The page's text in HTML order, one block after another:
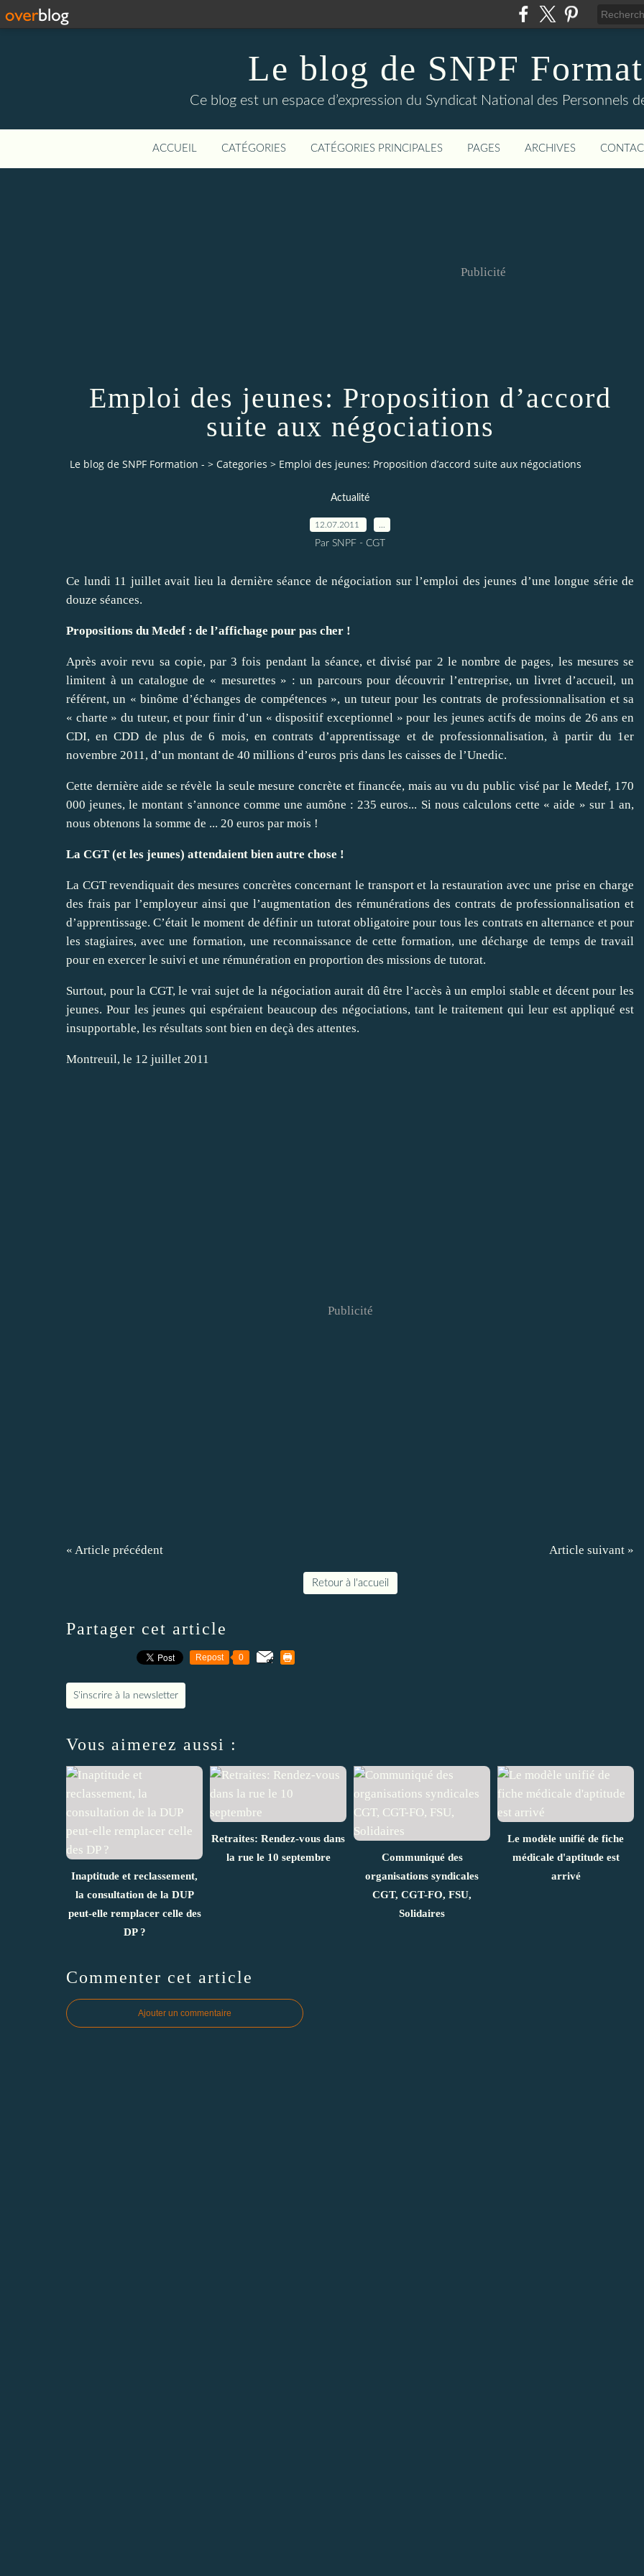
Le blog de SNPF
Ce blog est un espace d’expression du Syndicat National des Personnels
ACCUEIL CATÉGORIES CATÉGORIES PRINCIPALES PAGES ARCHIVES
Publicité
Emploi des jeunes: Proposition d’accord
suite aux négociations
Le blog de SNPF Formation - > Categories > Emploi des jeunes: Proposition d’accord suite aux négociations
Actualité
12.07.2011
Par SNPF - CGT
Ce lundi 11 juillet avait lieu la dernière séance de négociation sur l’emploi des jeunes d’une longue série de
douze séances.
Propositions du Medef : de l’affichage pour pas cher !
Après avoir revu sa copie, par 3 fois pendant la séance, et divisé par 2 le nombre de pages, les mesures se
limitent à un catalogue de « mesurettes » : un parcours pour découvrir l’entreprise, un livret d’accueil, un
référent, un « binôme d’échanges de compétences », un tuteur pour les contrats de professionnalisation et sa
« charte » du tuteur, et pour finir d’un « dispositif exceptionnel » pour les jeunes actifs de moins de 26 ans en
CDI, en CDD de plus de 6 mois, en contrats d’apprentissage et de professionnalisation, à partir du 1er
novembre 2011, d’un montant de 40 millions d’euros pris dans les caisses de l’Unedic.
Cette dernière aide se révèle la seule mesure concrète et financée, mais au vu du public visé par le Medef, 170
000 jeunes, le montant s’annonce comme une aumône : 235 euros... Si nous calculons cette « aide » sur 1 an,
nous obtenons la somme de ... 20 euros par mois !
La CGT (et les jeunes) attendaient bien autre chose !
La CGT revendiquait des mesures concrètes concernant le transport et la restauration avec une prise en charge
des frais par l’employeur ainsi que l’augmentation des rémunérations des contrats de professionnalisation et
d’apprentissage. C’était le moment de définir un tutorat obligatoire pour tous les contrats en alternance et pour
les stagiaires, avec une formation, une reconnaissance de cette formation, une décharge de temps de travail
pour en exercer le suivi et une rémunération en proportion des missions de tutorat.
Surtout, pour la CGT, le vrai sujet de la négociation aurait dû être l’accès à un emploi stable et décent pour les
jeunes. Pour les jeunes qui espéraient beaucoup des négociations, tant le traitement qui leur est appliqué est
insupportable, les résultats sont bien en deçà des attentes.
Montreuil, le 12 juillet 2011
Publicité
« Article précédent Article suivant »
Retour à l'accueil
Partager cet article
Repost 0
S'inscrire à la newsletter
Vous aimerez aussi :
Inaptitude et reclassement,
la consultation de la DUP
peut-elle remplacer celle des
DP ?
Retraites: Rendez-vous dans
la rue le 10 septembre
Communiqué des
organisations syndicales
CGT, CGT-FO, FSU,
Solidaires
Le modèle unifié de fiche
médicale d'aptitude est
arrivé
Commenter cet article
Ajouter un commentaire